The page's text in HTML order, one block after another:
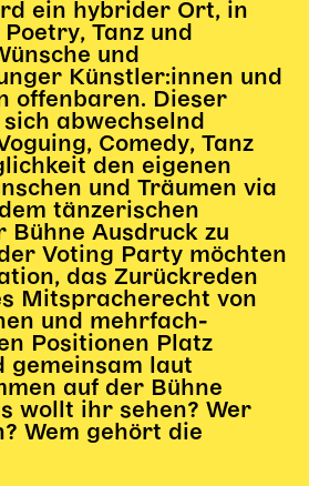
ein hybrider Ort, in
Tanz und
und
Künstler:innen und
offenbaren. Dieser
abwechselnd
Comedy, Tanz
den eigenen
und Träumen via
tänzerischen
Bühne Ausdruck zu
Voting Party möchten
das Zurückreden
Mitspracherecht von
und mehrfach-
Positionen Platz
gemeinsam laut
auf der Bühne
wollt ihr sehen? Wer
Wem gehört die